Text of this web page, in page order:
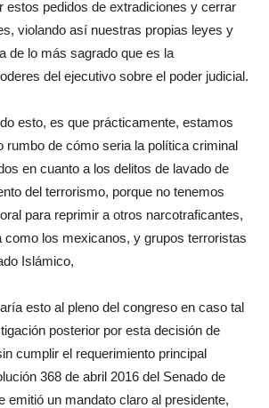
estos pedidos de extradiciones y cerrar
violando así nuestras propias leyes y
de lo más sagrado que es la
del ejecutivo sobre el poder judicial.
esto, es que prácticamente, estamos
rumbo de cómo seria la política criminal
en cuanto a los delitos de lavado de
del terrorismo, porque no tenemos
para reprimir a otros narcotraficantes,
como los mexicanos, y grupos terroristas
Islámico,
esto al pleno del congreso en caso tal
posterior por esta decisión de
cumplir el requerimiento principal
368 de abril 2016 del Senado de
emitió un mandato claro al presidente,